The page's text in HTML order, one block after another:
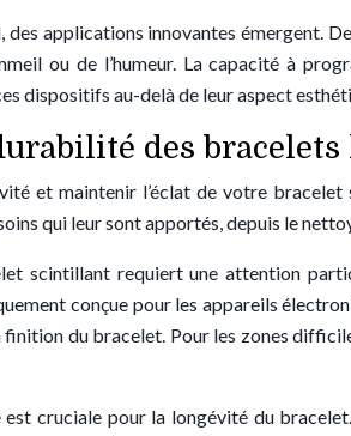
des applications innovantes émergent.
ou de l’humeur. La capacité à
dispositifs au-delà de leur aspect
des
et maintenir l’éclat de votre
qui leur sont apportés, depuis le
scintillant requiert une attention
conçue pour les appareils
du bracelet. Pour les zones
cruciale pour la longévité du